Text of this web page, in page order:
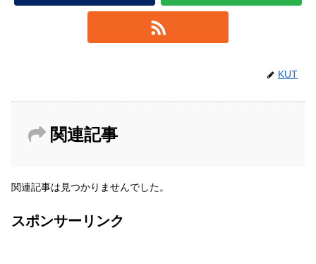
KUT
関連記事
関連記事は見つかりませんでした。
スポンサーリンク